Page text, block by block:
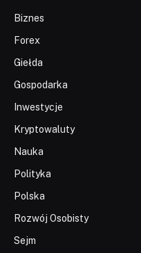
Biznes
Forex
Giełda
Gospodarka
Inwestycje
Kryptowaluty
Nauka
Polityka
Polska
Rozwój Osobisty
Sejm